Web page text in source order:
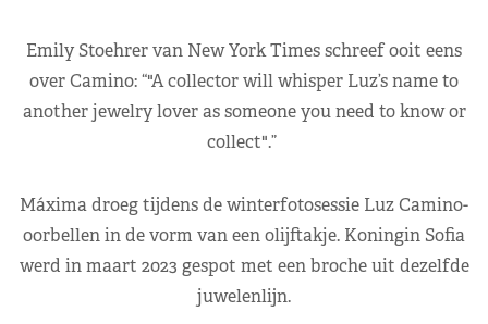
Emily Stoehrer van New York Times schreef ooit eens
over Camino: “A collector will whisper Luz’s name to
another jewelry lover as someone you need to know or
collect .”
Máxima droeg tijdens de winterfotosessie Luz Camino-
oorbellen in de vorm van een olijftakje. Koningin Sofia
werd in maart 2023 gespot met een broche uit dezelfde
juwelenlijn.